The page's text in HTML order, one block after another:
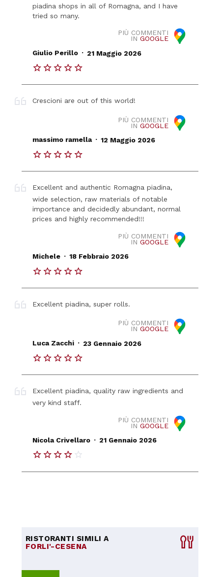
piadina shops in all of Romagna, and I have
tried so many.
PIÙ COMMENTI
IN GOOGLE
Giulio Perillo . 21 Maggio 2026
Crescioni are out of this world!
PIÙ COMMENTI
IN GOOGLE
massimo ramella . 12 Maggio 2026
Excellent and authentic Romagna piadina,
wide selection, raw materials of notable
importance and decidedly abundant, normal
prices and highly recommended!!!
PIÙ COMMENTI
IN GOOGLE
Michele . 18 Febbraio 2026
Excellent piadina, super rolls.
PIÙ COMMENTI
IN GOOGLE
Luca Zacchi . 23 Gennaio 2026
Excellent piadina, quality raw ingredients and
very kind staff.
PIÙ COMMENTI
IN GOOGLE
Nicola Crivellaro . 21 Gennaio 2026
RISTORANTI SIMILI A
FORLI'-CESENA